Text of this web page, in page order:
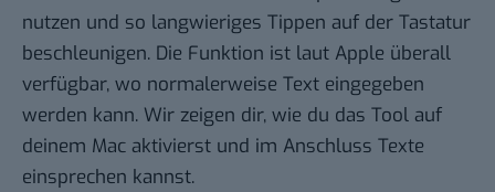
nutzen und so langwieriges Tippen auf der Tastatur
beschleunigen. Die Funktion ist laut Apple überall
verfügbar, wo normalerweise Text eingegeben
werden kann. Wir zeigen dir, wie du das Tool auf
deinem Mac aktivierst und im Anschluss Texte
einsprechen kannst.